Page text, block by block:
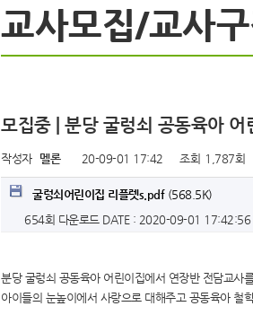
교사모집/교사
모집중 | 분당 굴렁쇠 공동육아
작성자 멜론 20-09-01 17:42 조회 1,787회
굴렁쇠어린이집 리플렛s.pdf(568.5K)
654회 다운로드 DATE : 2020-09-01 17:42:56
분당 굴렁쇠 공동육아 어린이집에서 연장반 전담교사
아이들의 눈높이에서 사랑으로 대해주고 공동육아 철